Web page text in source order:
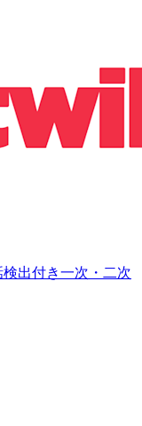
出付き一次・二次